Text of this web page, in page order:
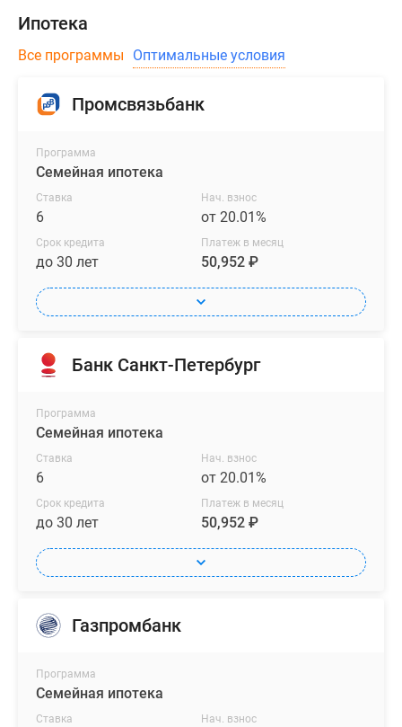
Ипотека
Все программы Оптимальные условия
Промсвязьбанк
Программа
Семейная ипотека
Ставка
6
Нач. взнос
от 20.01%
Срок кредита
до 30 лет
Платеж в месяц
50,952 ₽
Банк Санкт-Петербург
Программа
Семейная ипотека
Ставка
6
Нач. взнос
от 20.01%
Срок кредита
до 30 лет
Платеж в месяц
50,952 ₽
Газпромбанк
Программа
Семейная ипотека
Ставка Нач. взнос